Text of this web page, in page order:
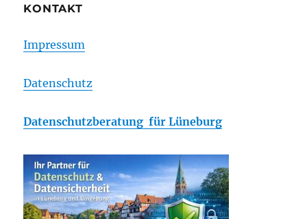
KONTAKT
Impressum
Datenschutz
Datenschutzberatung für Lüneburg